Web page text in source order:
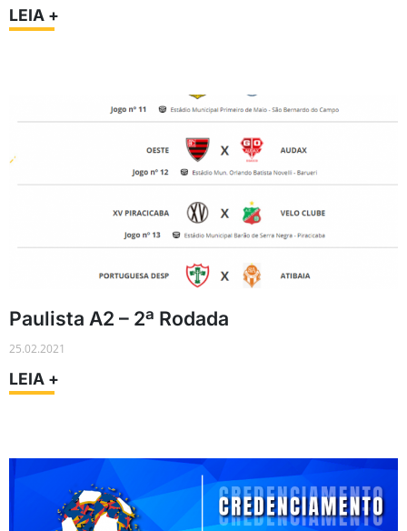
LEIA +
Paulista A2 – 2ª Rodada
25.02.2021
LEIA +